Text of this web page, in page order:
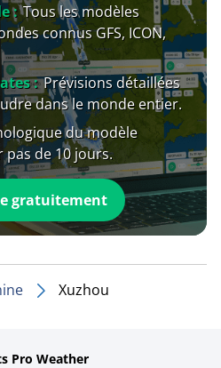
: Tous les modèles
connus GFS, ICON,
: Prévisions détaillées
dans le monde entier.
du modèle
pas de 10 jours.
gratuitement
Xuzhou
Pro Weather